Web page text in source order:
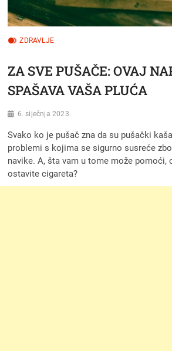
ZDRAVLJE
ZA SVE PUŠAČE: OVAJ
SPAŠAVA VAŠA PLUĆA
6. siječnja 2023.
Svako ko je pušač zna da su pušački
problemi s kojima se sigurno susreće
navike. A, šta vam u tome može pomoći,
ostavite cigareta?